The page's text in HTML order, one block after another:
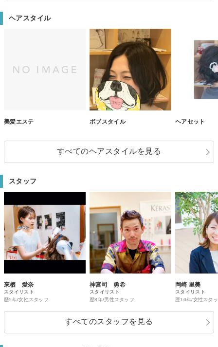
ヘアスタイル
美髪エステ ボブスタイル ヘアセット
すべてのヘアスタイルを見る
スタッフ
來栖 愛奈
スタイリスト
歴5年/女性スタッフ
神宮司 勇希
スタイリスト
歴8年/男性スタッフ
岡崎 里美
スタイリスト
歴10年/女性スタ
すべてのスタッフを見る